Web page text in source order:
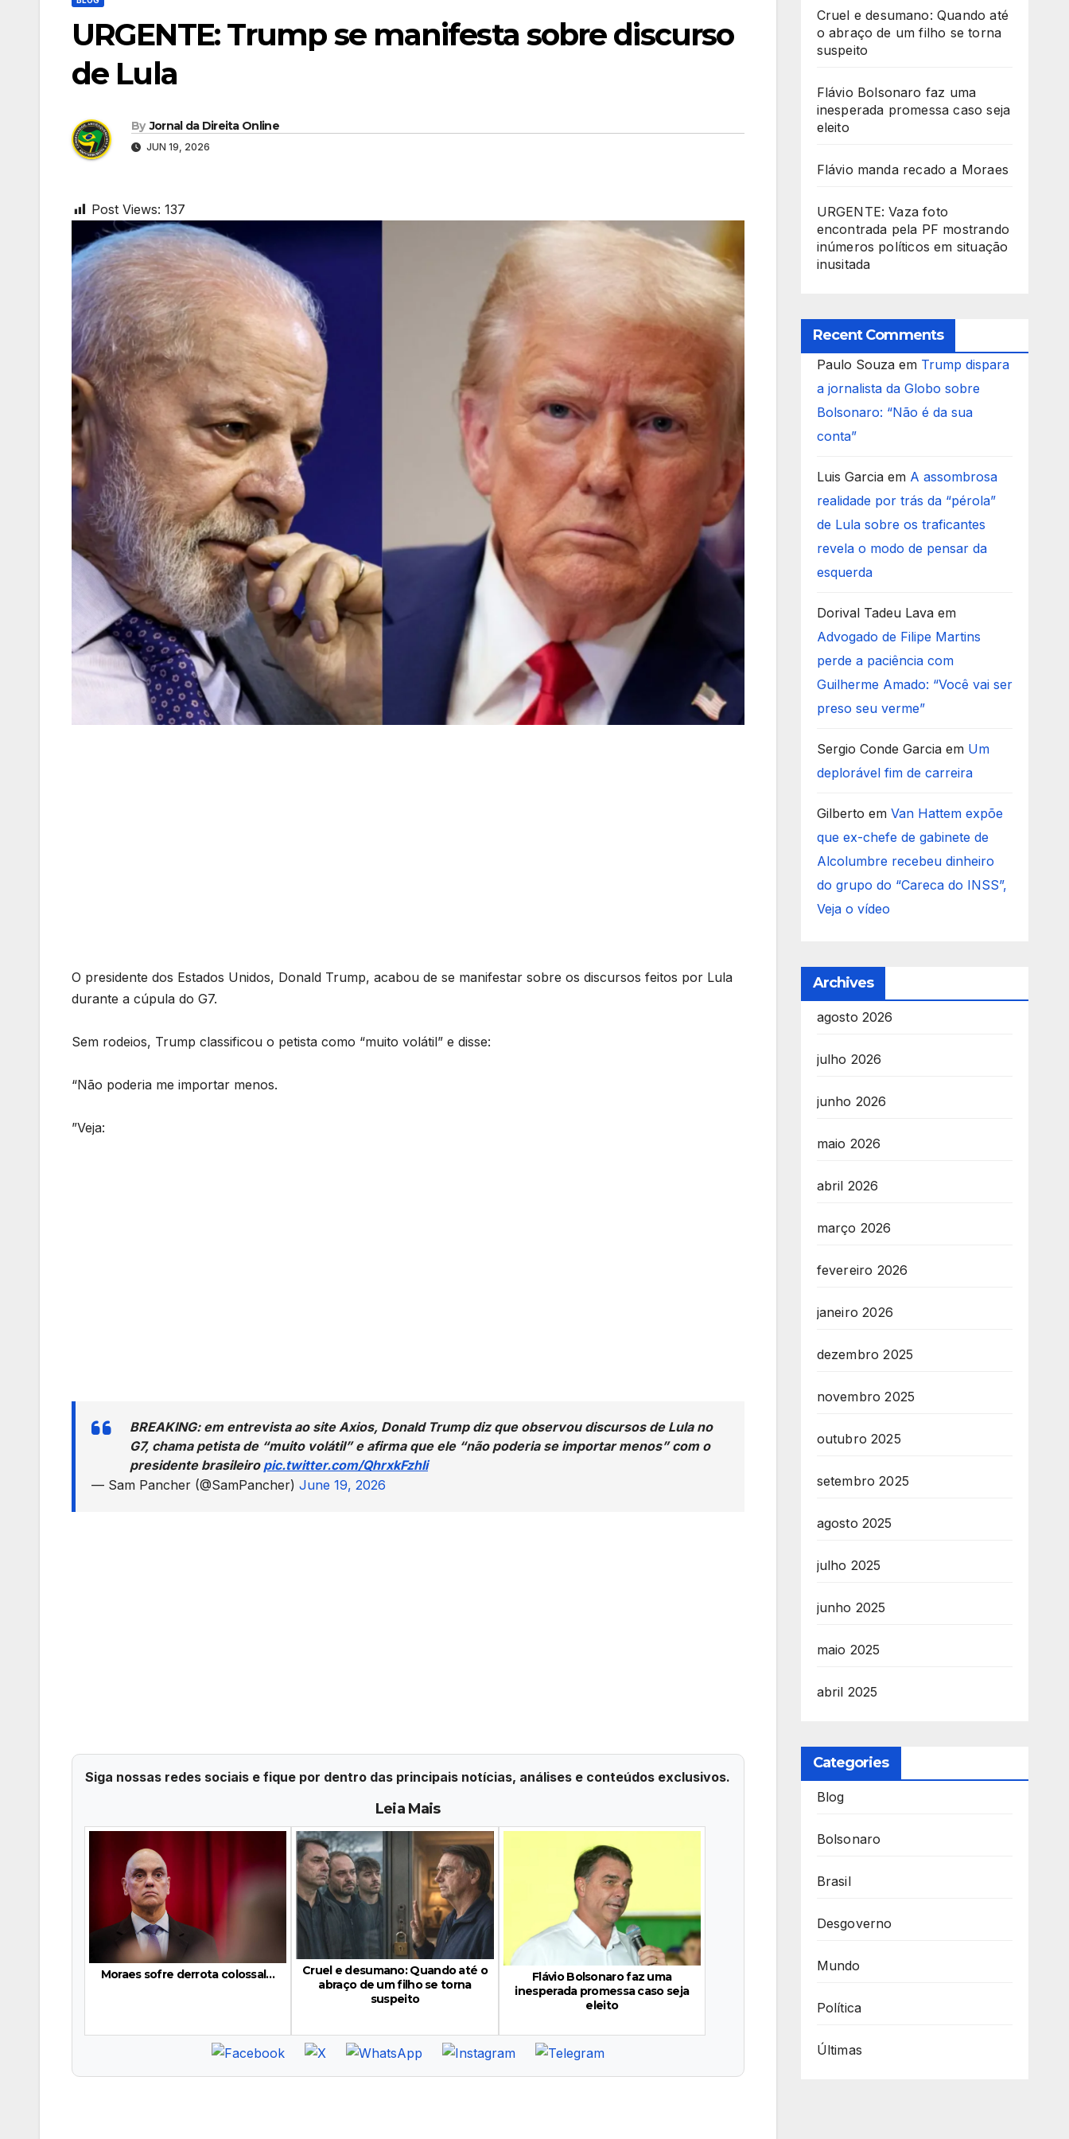
URGENTE: Trump se manifesta sobre discurso
de Lula
By Jornal da Direita Online
JUN 19, 2026
Post Views: 137
O presidente dos Estados Unidos, Donald Trump, acabou de se manifestar sobre os discursos feitos por Lula
durante a cúpula do G7.
Sem rodeios, Trump classificou o petista como “muito volátil” e disse:
“Não poderia me importar menos.
”Veja:
BREAKING: em entrevista ao site Axios, Donald Trump diz que observou discursos de Lula no
G7, chama petista de “muito volátil” e afirma que ele “não poderia se importar menos” com o
presidente brasileiro pic.twitter.com/QhrxkFzhIi
— Sam Pancher (@SamPancher) June 19, 2026
Siga nossas redes sociais e fique por dentro das principais notícias, análises e conteúdos exclusivos.
Leia Mais
Moraes sofre derrota colossal…
Cruel e desumano: Quando até o
abraço de um filho se torna
suspeito
Flávio Bolsonaro faz uma
inesperada promessa caso seja
eleito
Cruel e desumano: Quando até
o abraço de um filho se torna
suspeito
Flávio Bolsonaro faz uma
inesperada promessa caso seja
eleito
Flávio manda recado a Moraes
URGENTE: Vaza foto
encontrada pela PF mostrando
inúmeros políticos em situação
inusitada
Recent Comments
Paulo Souzaem Trump dispara
a jornalista da Globo sobre
Bolsonaro: “Não é da sua
conta”
Luis Garciaem A assombrosa
realidade por trás da “pérola”
de Lula sobre os traficantes
revela o modo de pensar da
esquerda
Dorival Tadeu Lavaem
Advogado de Filipe Martins
perde a paciência com
Guilherme Amado: “Você vai ser
preso seu verme”
Sergio Conde Garciaem Um
deplorável fim de carreira
Gilberto em Van Hattem expõe
que ex-chefe de gabinete de
Alcolumbre recebeu dinheiro
do grupo do “Careca do INSS”,
Veja o vídeo
Archives
agosto 2026
julho 2026
junho 2026
maio 2026
abril 2026
março 2026
fevereiro 2026
janeiro 2026
dezembro 2025
novembro 2025
outubro 2025
setembro 2025
agosto 2025
julho 2025
junho 2025
maio 2025
abril 2025
Categories
Blog
Bolsonaro
Brasil
Desgoverno
Mundo
Política
Últimas